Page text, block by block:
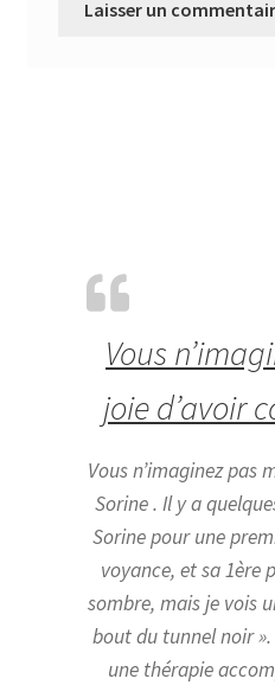
Vous
joie d’avoir
Vous n’imaginez pas
Sorine . Il y a
Sorine pour une
voyance, et sa 1ère
sombre, mais je vois
bout du tunnel noir ».
une thérapie